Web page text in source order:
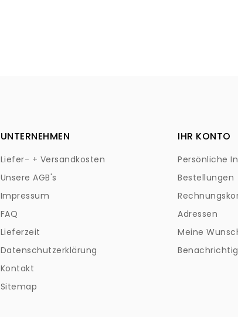
UNTERNEHMEN
Liefer- + Versandkosten
Unsere AGB's
Impressum
FAQ
Lieferzeit
Datenschutzerklärung
Kontakt
Sitemap
IHR KONTO
Persönliche
Bestellungen
Adressen
Meine